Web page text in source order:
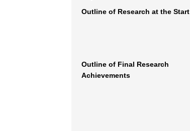
Outline of Research at the Start
Outline of Final Research
Achievements